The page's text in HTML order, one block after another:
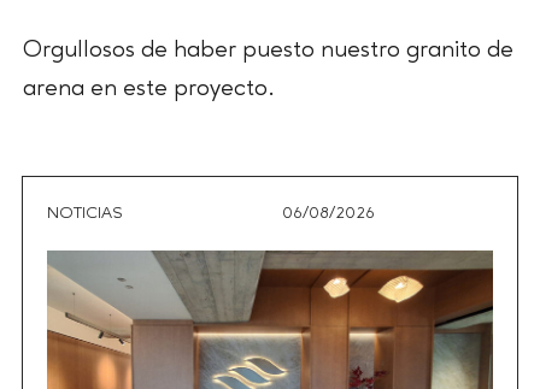
Orgullosos de haber puesto nuestro granito de
arena en este proyecto.
NOTICIAS 06/08/2026